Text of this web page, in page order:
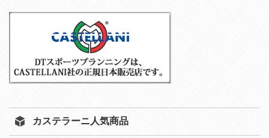
カステラーニ人気商品